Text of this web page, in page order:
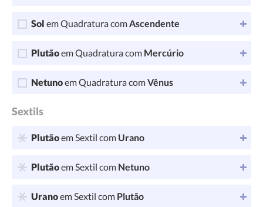
Sol em Quadratura comAscendente
Plutãoem Quadratura com Mercúrio
Netunoem Quadratura comVênus
Sextils
Plutãoem Sextil com Urano
Plutãoem Sextil com Netuno
Uranoem Sextil com Plutão